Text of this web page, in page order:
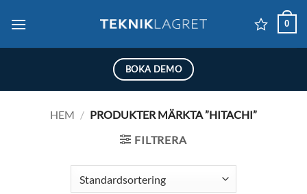
0
BOKA DEMO
HEM / PRODUKTER MÄRKTA ”HITACHI”
FILTRERA